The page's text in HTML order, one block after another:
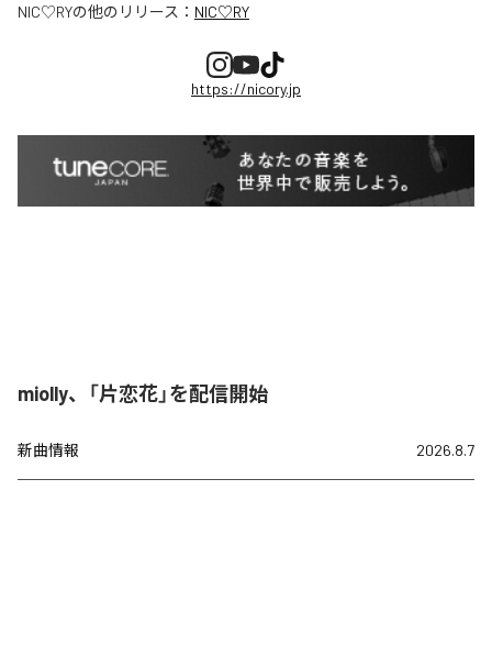
NIC♡RYの他のリリース： NIC♡RY
https://nicory.jp
miolly、「片恋花」を配信開始
新曲情報 2026.8.7